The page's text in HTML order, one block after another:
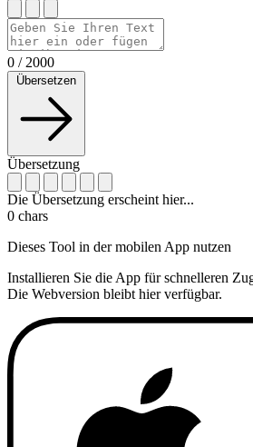
0 / 2000
Übersetzen
Übersetzung
Die Übersetzung erscheint hier...
0 chars
Dieses Tool in der mobilen App nutzen
Installieren Sie die App für schnelleren
Die Webversion bleibt hier verfügbar.